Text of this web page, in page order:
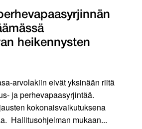
heikennysten
arvolakiin eivät yksinään riitä
ja perhevapaasyrjintää.
kokonaisvaikutuksena
Hallitusohjelman mukaan...